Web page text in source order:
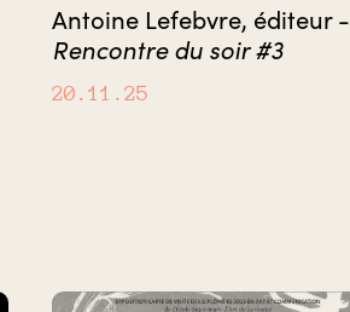
Antoine Lefebvre, éditeur -
Rencontre du soir #3
20.11.25